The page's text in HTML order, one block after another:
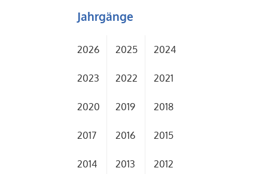
Jahrgänge
2026 2025 2024
2023 2022 2021
2020 2019 2018
2017 2016 2015
2014 2013 2012